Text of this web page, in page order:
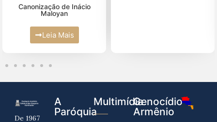
Janeiro (4)
Canonização de Inácio
Maloyan
Leia Mais
De 1967
A
Paróquia
MultimídiaGenocídio
Armênio